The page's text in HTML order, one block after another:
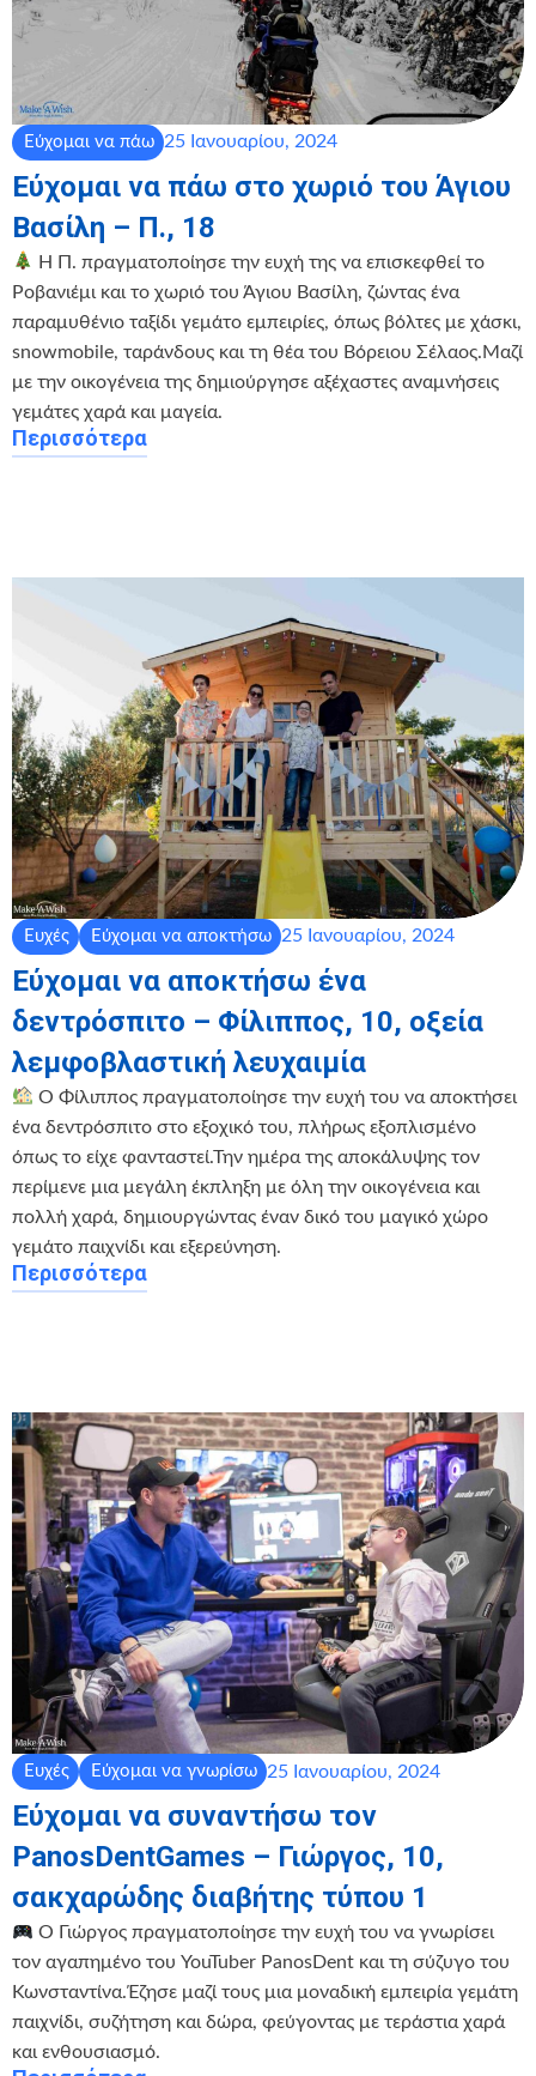
Εύχομαι να πάω 25 Ιανουαρίου, 2024
Εύχομαι να πάω στο χωριό του Άγιου
Βασίλη – Π., 18
Η Π. πραγματοποίησε την ευχή της να επισκεφθεί το
Ροβανιέμι και το χωριό του Άγιου Βασίλη, ζώντας ένα
παραμυθένιο ταξίδι γεμάτο εμπειρίες, όπως βόλτες με χάσκι,
snowmobile, ταράνδους και τη θέα του Βόρειου Σέλαος.Μαζί
με την οικογένεια της δημιούργησε αξέχαστες αναμνήσεις
γεμάτες χαρά και μαγεία.
Περισσότερα
Ευχές Εύχομαι να αποκτήσω 25 Ιανουαρίου, 2024
Εύχομαι να αποκτήσω ένα
δεντρόσπιτο – Φίλιππος, 10, οξεία
λεμφοβλαστική λευχαιμία
Ο Φίλιππος πραγματοποίησε την ευχή του να αποκτήσει
ένα δεντρόσπιτο στο εξοχικό του, πλήρως εξοπλισμένο
όπως το είχε φανταστεί.Την ημέρα της αποκάλυψης τον
περίμενε μια μεγάλη έκπληξη με όλη την οικογένεια και
πολλή χαρά, δημιουργώντας έναν δικό του μαγικό χώρο
γεμάτο παιχνίδι και εξερεύνηση.
Περισσότερα
Ευχές Εύχομαι να γνωρίσω 25 Ιανουαρίου, 2024
Εύχομαι να συναντήσω τον
PanosDentGames – Γιώργος, 10,
σακχαρώδης διαβήτης τύπου 1
Ο Γιώργος πραγματοποίησε την ευχή του να γνωρίσει
τον αγαπημένο του YouTuber PanosDent και τη σύζυγο του
Κωνσταντίνα.Έζησε μαζί τους μια μοναδική εμπειρία γεμάτη
παιχνίδι, συζήτηση και δώρα, φεύγοντας με τεράστια χαρά
και ενθουσιασμό.